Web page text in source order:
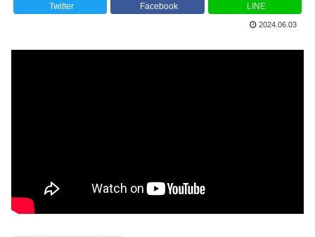
Twitter Facebook LINE
2024.06.03